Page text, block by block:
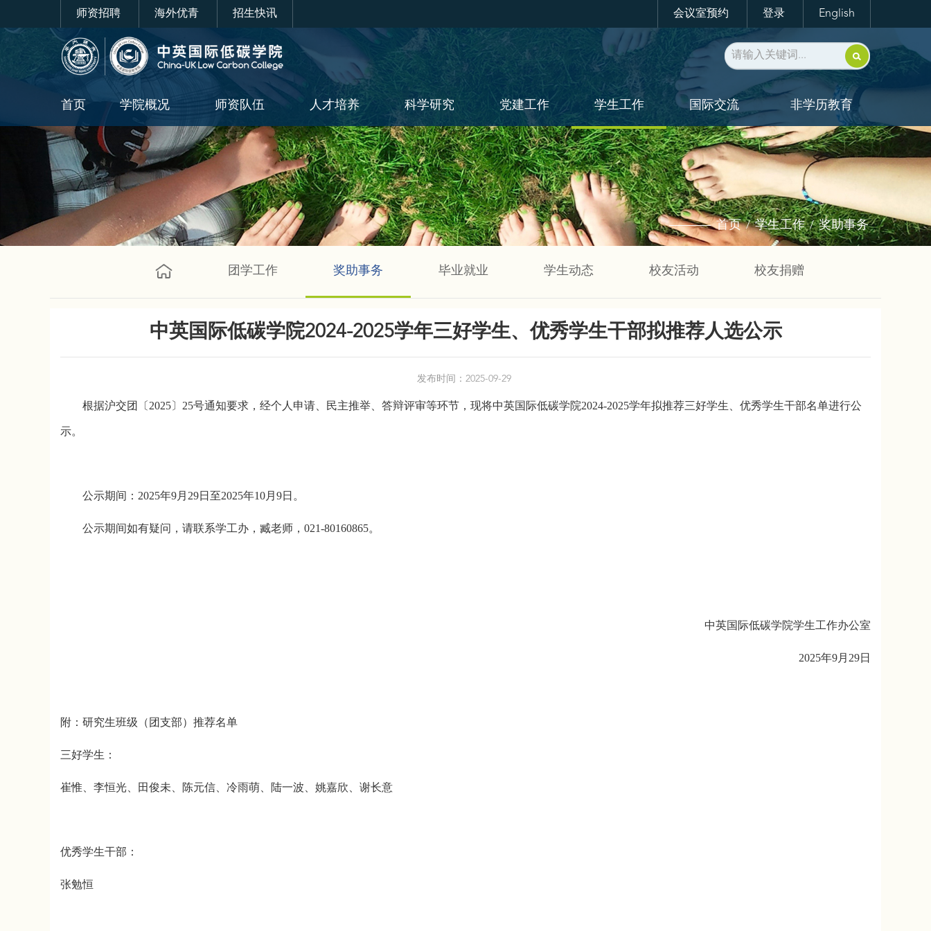
师资招聘 海外优青 招生快讯 会议室预约 登录 English
首页 学院概况 师资队伍 人才培养 科学研究 党建工作 学生工作 国际交流 非学历教育
首页/学生工作/奖助事务
团学工作 奖助事务 毕业就业 学生动态 校友活动 校友捐赠
中英国际低碳学院2024-2025学年三好学生、优秀学生干部拟推荐人选公示
发布时间：2025-09-29
根据沪交团〔2025〕25号通知要求，经个人申请、民主推举、答辩评审等环节，现将中英国际低碳学院2024-2025学年拟推荐三好学生、优秀学生干部名单进行公
示。
公示期间：2025年9月29日至2025年10月9日。
公示期间如有疑问，请联系学工办，臧老师，021-80160865。
中英国际低碳学院学生工作办公室
2025年9月29日
附：研究生班级（团支部）推荐名单
三好学生：
崔惟、李恒光、田俊未、陈元信、冷雨萌、陆一波、姚嘉欣、谢长意
优秀学生干部：
张勉恒